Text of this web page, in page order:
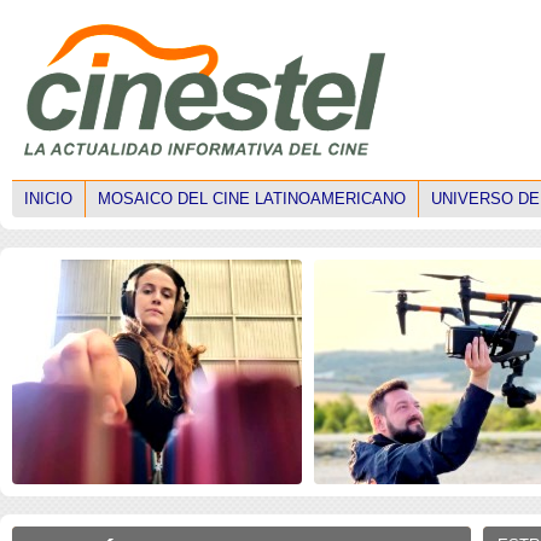
INICIO MOSAICO DEL CINE LATINOAMERICANO UNIVERSO
técnicas en el mercado
transforman la